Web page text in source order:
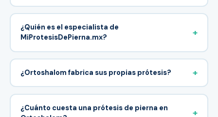
Ortoshalom tiene 3 sucursales: la sede principal en
Calle 13 230, Guadalupe Proletaria, Gustavo A.
Madero, CP 07670, Ciudad de México
¿Quién es el especialista de
MiProtesisDePierna.mx?
+
El Lic. Erik Lemus Luna, Licenciado en Fisioterapia y
Rehabilitación Física con cédula profesional11267809
verificable en la DGP de la SEP. Egresado de UNITEC y
certificado por Ottobock (Alemania), con más de 30
¿Ortoshalom fabrica sus propias prótesis? +
Sí. Ortoshalom cuenta con taller propio y fabrica cada
prótesis de manera personalizada, sin intermediarios.
Esto permite control total de la calidad, tiempos más
¿Cuánto cuesta una prótesis de pierna en
+